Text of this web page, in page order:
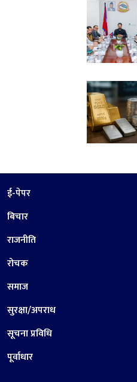
ई-पेपर
बिचार
राजनीति
रोचक
समाज
सुरक्षा/अपराध
सूचना प्रविधि
पूर्वाधार